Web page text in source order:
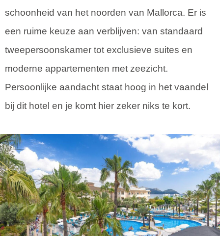
schoonheid van het noorden van Mallorca. Er is
een ruime keuze aan verblijven: van standaard
tweepersoonskamer tot exclusieve suites en
moderne appartementen met zeezicht.
Persoonlijke aandacht staat hoog in het vaandel
bij dit hotel en je komt hier zeker niks te kort.